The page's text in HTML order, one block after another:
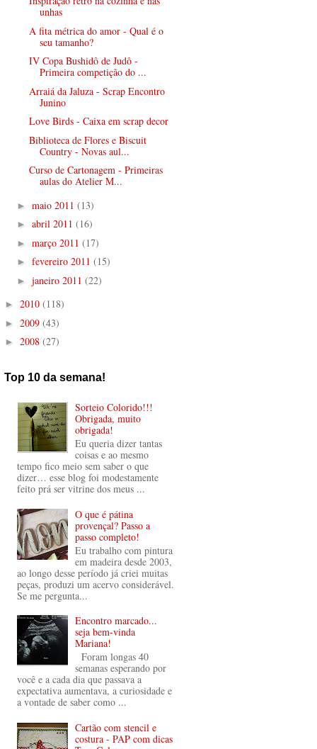
unhas
A fita métrica do amor - Qual é o
seu tamanho?
IV Copa Bushidô de Judô -
Primeira competição do ...
Arraiá da Jaluza - Scrap Encontro
Junino
Love Birds - Caixa em scrap decor
Biblioteca de Flores e Biscuit
Country - Novas aul...
Curso de Cartonagem - Primeiras
aulas do Atelier M...
► maio 2011 (13)
► abril 2011 (16)
► março 2011 (17)
► fevereiro 2011 (15)
► janeiro 2011 (22)
► 2010 (118)
► 2009 (43)
► 2008 (27)
Top 10 da semana!
Sorteio Colorido!!!
Obrigada, muito
obrigada!
Eu queria dizer tantas
coisas e ao mesmo
tempo fico meio sem saber o que
dizer… esse blog foi modestamente
feito prá ser vitrine dos meus ...
O que é pátina
provençal? Passo a
passo completo!
Eu trabalho com pintura
em madeira desde 2003,
ao longo desse período já criei muitas
peças, produzi um acervo considerável.
Se me pergunta...
Encontro marcado...
seja bem-vinda
Mariana!
Foram longas 40
semanas esperando por
você e a cada dia que passava a
expectativa aumentava, a curiosidade e
a vontade de saber como ...
Cartão com stencil e
costura - PAP com dicas